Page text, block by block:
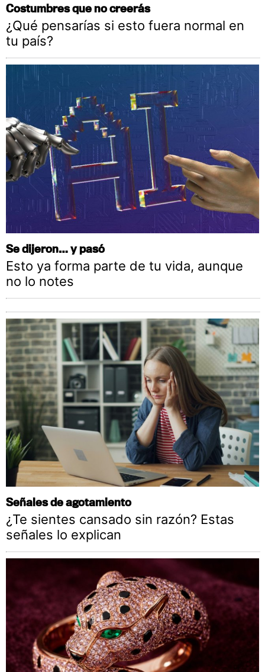
Costumbres que no creerás
¿Qué pensarías si esto fuera normal en
tu país?
Se dijeron… y pasó
Esto ya forma parte de tu vida, aunque
no lo notes
Señales de agotamiento
¿Te sientes cansado sin razón? Estas
señales lo explican